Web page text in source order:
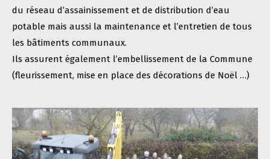
du réseau d’assainissement et de distribution d’eau
potable mais aussi la maintenance et l’entretien de tous
les bâtiments communaux.
Ils assurent également l’embellissement de la Commune
(fleurissement, mise en place des décorations de Noël …)